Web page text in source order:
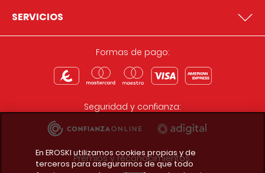
SERVICIOS
Formas de pago:
Seguridad y confianza:
Premios y reconocimientos:
En EROSKI utilizamos cookies propias y de
terceros para asegurarnos de que todo